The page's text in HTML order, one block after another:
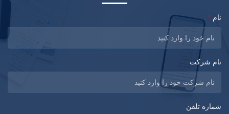
نام *
نام شرکت
شماره تلفن